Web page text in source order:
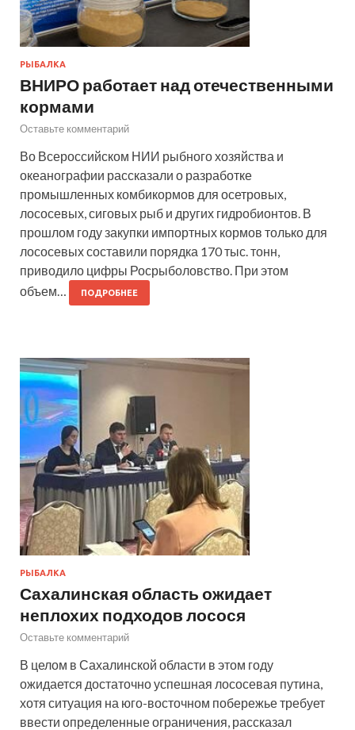
РЫБАЛКА
ВНИРО работает над отечественными
кормами
Оставьте комментарий
Во Всероссийском НИИ рыбного хозяйства и
океанографии рассказали о разработке
промышленных комбикормов для осетровых,
лососевых, сиговых рыб и других гидробионтов. В
прошлом году закупки импортных кормов только для
лососевых составили порядка 170 тыс. тонн,
приводило цифры Росрыболовство. При этом
объем…
ПОДРОБНЕЕ
РЫБАЛКА
Сахалинская область ожидает
неплохих подходов лосося
Оставьте комментарий
В целом в Сахалинской области в этом году
ожидается достаточно успешная лососевая путина,
хотя ситуация на юго-восточном побережье требует
ввести определенные ограничения, рассказал